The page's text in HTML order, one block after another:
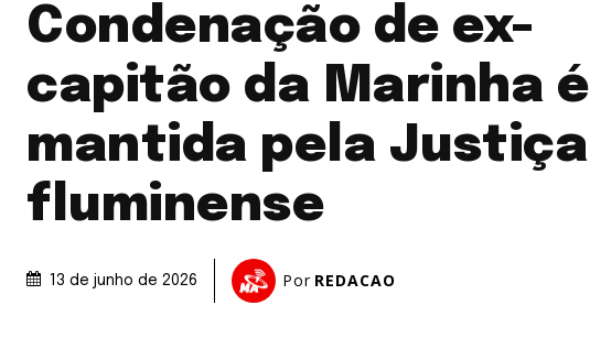
Condenação de ex-
capitão da Marinha é
mantida pela Justiça
fluminense
13 de junho de 2026 Por REDACAO